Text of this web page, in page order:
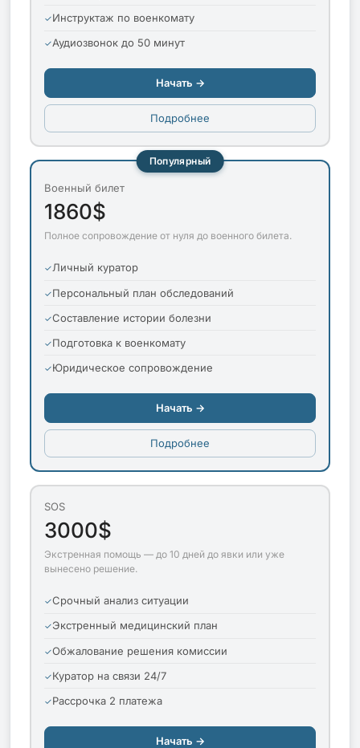
Инструктаж по военкомату
Аудиозвонок до 50 минут
Начать →
Подробнее
Популярный
Военный билет
1860$
Полное сопровождение от нуля до военного билета.
Личный куратор
Персональный план обследований
Составление истории болезни
Подготовка к военкомату
Юридическое сопровождение
Начать →
Подробнее
SOS
3000$
Экстренная помощь — до 10 дней до явки или уже
вынесено решение.
Срочный анализ ситуации
Экстренный медицинский план
Обжалование решения комиссии
Куратор на связи 24/7
Рассрочка 2 платежа
Начать →